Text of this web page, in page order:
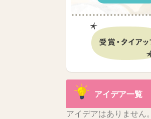
アイデア一覧
アイデアはありません。